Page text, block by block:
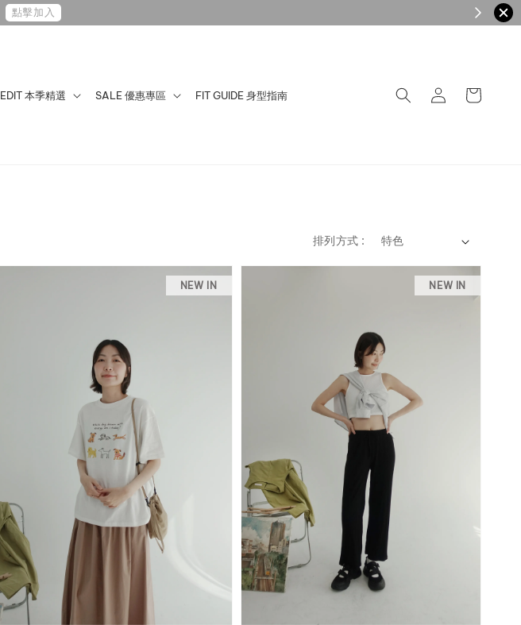
點擊加入
EDIT 本季精選 SALE 優惠專區 FIT GUIDE 身型指南
排列方式 :
NEW IN NEW IN